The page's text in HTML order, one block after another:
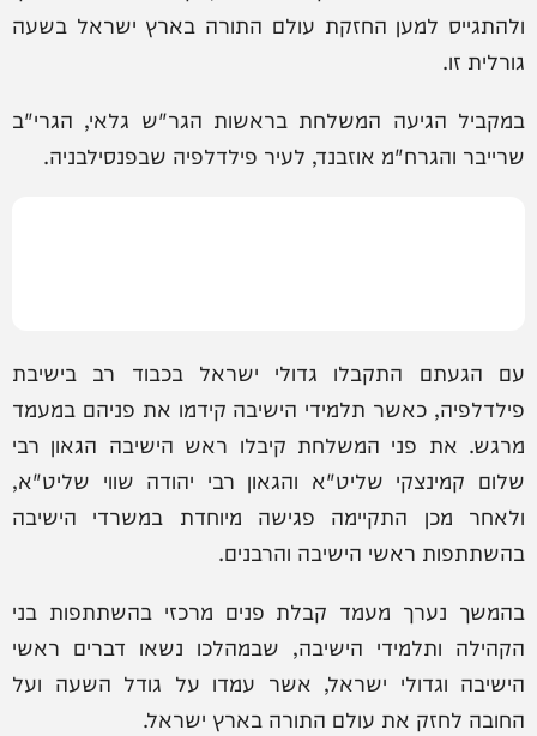
ולהתגייס למען החזקת עולם התורה בארץ ישראל בשעה
גורלית זו.
במקביל הגיעה המשלחת בראשות הגר"ש גלאי, הגרי"ב
שרייבר והגרח"מ אוזבנד, לעיר פילדלפיה שבפנסילבניה.
עם הגעתם התקבלו גדולי ישראל בכבוד רב בישיבת
פילדלפיה, כאשר תלמידי הישיבה קידמו את פניהם במעמד
מרגש. את פני המשלחת קיבלו ראש הישיבה הגאון רבי
שלום קמינצקי שליט"א והגאון רבי יהודה שווי שליט"א,
ולאחר מכן התקיימה פגישה מיוחדת במשרדי הישיבה
בהשתתפות ראשי הישיבה והרבנים.
בהמשך נערך מעמד קבלת פנים מרכזי בהשתתפות בני
הקהילה ותלמידי הישיבה, שבמהלכו נשאו דברים ראשי
הישיבה וגדולי ישראל, אשר עמדו על גודל השעה ועל
החובה לחזק את עולם התורה בארץ ישראל.